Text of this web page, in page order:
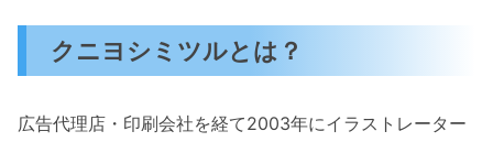
クニヨシミツルとは？
広告代理店・印刷会社を経て2003年にイラストレーター